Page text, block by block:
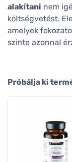
alakítani nem
költségvetést.
amelyek
szinte azonnal
Próbálja ki